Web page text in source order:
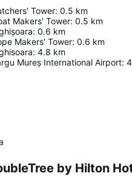
Tower: 0.5 km
Makers' Tower: 0.5 km
: 0.6 km
Makers' Tower: 0.6 km
: 4.8 km
Mureș International Airport:
by Hilton